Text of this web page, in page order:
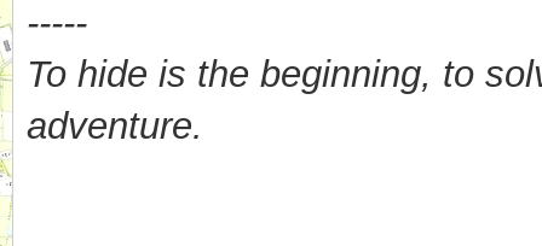
-----
To hide is the beginning, to
adventure.